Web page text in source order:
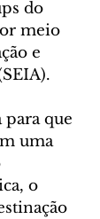
do
meio
e
que
uma
o